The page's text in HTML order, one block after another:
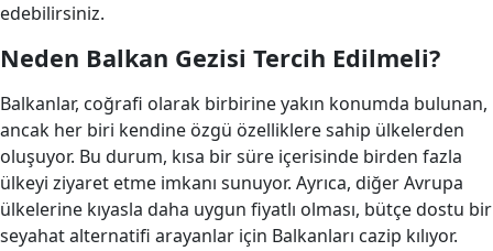
edebilirsiniz.
Neden Balkan Gezisi Tercih Edilmeli?
Balkanlar, coğrafi olarak birbirine yakın konumda bulunan,
ancak her biri kendine özgü özelliklere sahip ülkelerden
oluşuyor. Bu durum, kısa bir süre içerisinde birden fazla
ülkeyi ziyaret etme imkanı sunuyor. Ayrıca, diğer Avrupa
ülkelerine kıyasla daha uygun fiyatlı olması, bütçe dostu bir
seyahat alternatifi arayanlar için Balkanları cazip kılıyor.